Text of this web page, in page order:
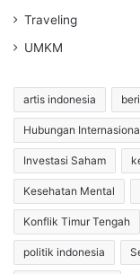
Traveling
UMKM
artis indonesia
Hubungan
Investasi Saham
Kesehatan Mental
Konflik Timur Tengah
politik indonesia